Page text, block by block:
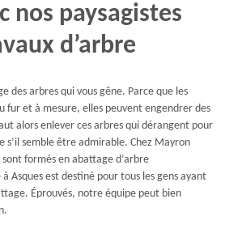
nos paysagistes
d’arbre
des arbres qui vous gêne. Parce que les
fur et à mesure, elles peuvent engendrer des
alors enlever ces arbres qui dérangent pour
s’il semble être admirable. Chez Mayron
sont formés en abattage d’arbre
Asques est destiné pour tous les gens ayant
Éprouvés, notre équipe peut bien